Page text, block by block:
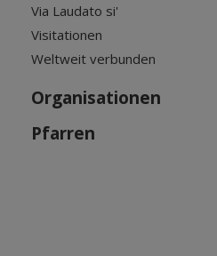
Via Laudato si'
Visitationen
Weltweit verbunden
Organisationen
Pfarren